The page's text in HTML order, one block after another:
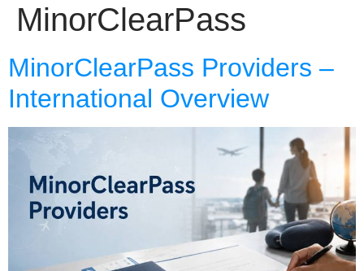
MinorClearPass
MinorClearPass Providers –
International Overview